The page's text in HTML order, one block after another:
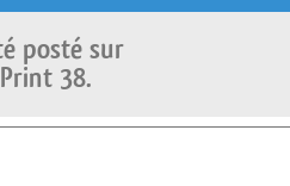
posté sur
38.